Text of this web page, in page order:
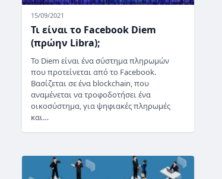
15/09/2021
Τι είναι το Facebook Diem
(πρώην Libra);
Το Diem είναι ένα σύστημα πληρωμών
που προτείνεται από το Facebook.
Βασίζεται σε ένα blockchain, που
αναμένεται να τροφοδοτήσει ένα
οικοσύστημα, για ψηφιακές πληρωμές
και…